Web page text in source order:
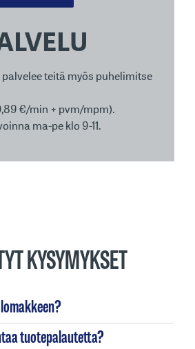
teitä myös puhelimitse
€/min + pvm/mpm).
ma-pe klo 9-11.
KYSYMYKSET
tuotepalautetta?